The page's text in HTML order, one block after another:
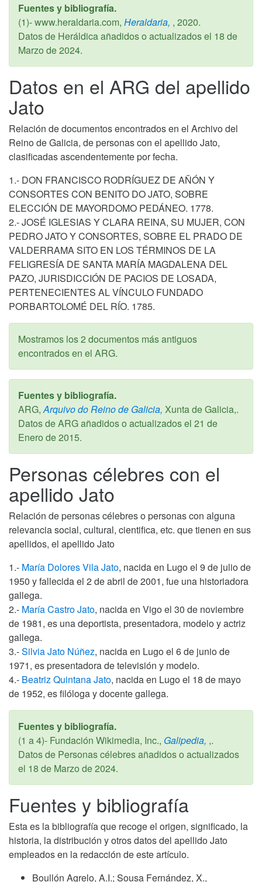
Fuentes y bibliografía.
(1)- www.heraldaria.com, Heraldaria, , 2020.
Datos de Heráldica añadidos o actualizados el 18 de
Marzo de 2024.
Datos en el ARG del apellido
Jato
Relación de documentos encontrados en el Archivo del
Reino de Galicia, de personas con el apellido Jato,
clasificadas ascendentemente por fecha.
1.- DON FRANCISCO RODRÍGUEZ DE AÑÓN Y
CONSORTES CON BENITO DO JATO, SOBRE
ELECCIÓN DE MAYORDOMO PEDÁNEO. 1778.
2.- JOSÉ IGLESIAS Y CLARA REINA, SU MUJER, CON
PEDRO JATO Y CONSORTES, SOBRE EL PRADO DE
VALDERRAMA SITO EN LOS TÉRMINOS DE LA
FELIGRESÍA DE SANTA MARÍA MAGDALENA DEL
PAZO, JURISDICCIÓN DE PACIOS DE LOSADA,
PERTENECIENTES AL VÍNCULO FUNDADO
PORBARTOLOMÉ DEL RÍO. 1785.
Mostramos los 2 documentos más antiguos
encontrados en el ARG.
Fuentes y bibliografía.
ARG, Arquivo do Reino de Galicia, Xunta de Galicia,.
Datos de ARG añadidos o actualizados el 21 de
Enero de 2015.
Personas célebres con el
apellido Jato
Relación de personas célebres o personas con alguna
relevancia social, cultural, cientifica, etc. que tienen en sus
apellidos, el apellido Jato
1.- María Dolores Vila Jato, nacida en Lugo el 9 de julio de
1950 y fallecida el 2 de abril de 2001, fue una historiadora
gallega.
2.- María Castro Jato, nacida en Vigo el 30 de noviembre
de 1981, es una deportista, presentadora, modelo y actriz
gallega.
3.-Silvia Jato Núñez, nacida en Lugo el 6 de junio de
1971, es presentadora de televisión y modelo.
4.- Beatriz Quintana Jato, nacida en Lugo el 18 de mayo
de 1952, es filóloga y docente gallega.
Fuentes y bibliografía.
(1 a 4)- Fundación Wikimedia, Inc., Galipedia, ,.
Datos de Personas célebres añadidos o actualizados
el 18 de Marzo de 2024.
Fuentes y bibliografía
Esta es la bibliografía que recoge el origen, significado, la
historia, la distribución y otros datos del apellido Jato
empleados en la redacción de este artículo.
Boullón Agrelo, A.I.; Sousa Fernández, X.,